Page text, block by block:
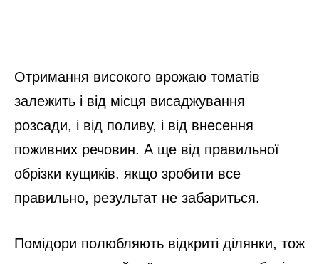
Отримання високого врожаю томатів
залежить і від місця висаджування
розсади, і від поливу, і від внесення
поживних речовин. А ще від правильної
обрізки кущиків. якщо зробити все
правильно, результат не забариться.
Помідори полюбляють відкриті ділянки, тож